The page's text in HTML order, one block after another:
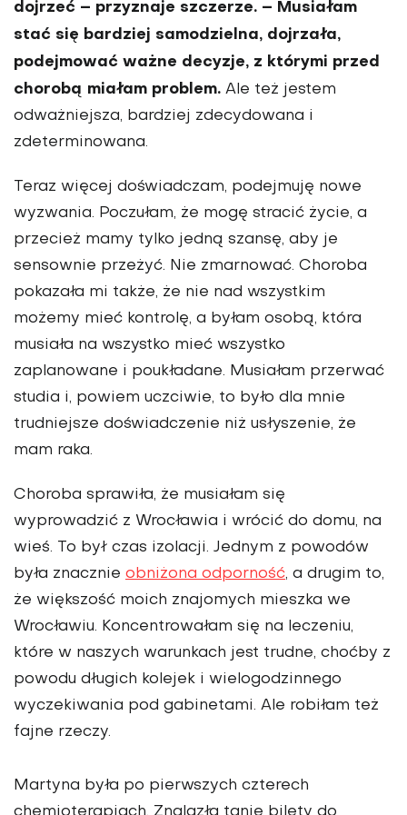
dojrzeć – przy­znaje szczerze. – Musiałam
stać się bardziej samodzielna, dojrzała,
podejmować ważne decyzje, z którymi przed
chorobą miałam problem. Ale też jestem
odważniejsza, bardziej zdecydowana i
zdeterminowana.
Teraz więcej doświadczam, podejmuję nowe
wyzwania. Poczułam, że mogę stracić życie, a
przecież mamy tylko jedną szansę, aby je
sensownie przeżyć. Nie zmarnować. Choroba
pokazała mi także, że nie nad wszystkim
możemy mieć kontrolę, a byłam osobą, która
musiała na wszystko mieć wszystko
zaplanowane i poukładane. Musiałam przerwać
studia i, powiem uczciwie, to było dla mnie
trudniejsze doświadcze­nie niż usłyszenie, że
mam raka.
Choroba sprawiła, że musiałam się
wyprowadzić z Wro­cławia i wrócić do domu, na
wieś. To był czas izolacji. Jednym z powodów
była znacznie obniżona odporność, a drugim to,
że większość moich znajomych mieszka we
Wrocławiu. Koncentrowałam się na leczeniu,
które w naszych warunkach jest trudne, choćby z
powodu dłu­gich kolejek i wielogodzinnego
wyczekiwania pod gabine­tami. Ale robiłam też
fajne rzeczy.
Martyna była po pierwszych czterech